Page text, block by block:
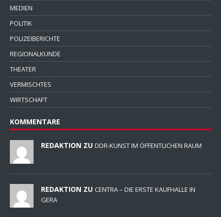
MEDIEN
POLITIK
POLIZEIBERICHTE
REGIONALKUNDE
THEATER
VERMISCHTES
WIRTSCHAFT
KOMMENTARE
REDAKTION ZU DDR-KUNST IM ÖFFENTLICHEN RAUM
REDAKTION ZU CENTRA – DIE ERSTE KAUFHALLE IN
GERA